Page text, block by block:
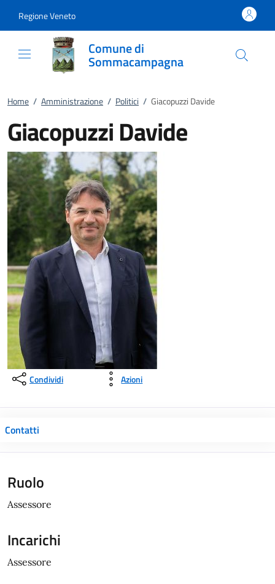
Regione Veneto
Comune di
Sommacampagna
Home / Amministrazione / Politici / Giacopuzzi Davide
Giacopuzzi Davide
Condividi Azioni
Contatti
Ruolo
Assessore
Incarichi
Assessore